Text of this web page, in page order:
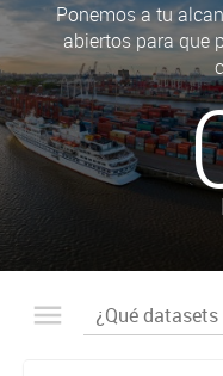
Ponemos a tu
abiertos para que